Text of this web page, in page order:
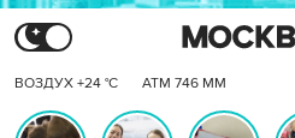
ВОЗДУХ +24 °C АТМ 746 ММ